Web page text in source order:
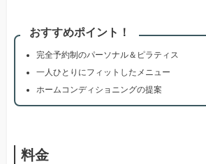
おすすめポイント！
完全予約制のパーソナル＆ピラティス
一人ひとりにフィットしたメニュー
ホームコンディショニングの提案
料金